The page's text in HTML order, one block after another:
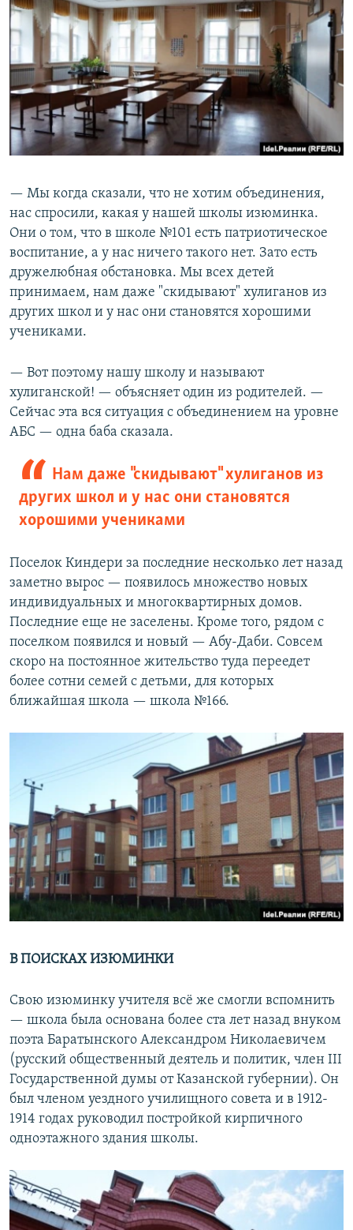
— Мы когда сказали, что не хотим объединения,
нас спросили, какая у нашей школы изюминка.
Они о том, что в школе №101 есть патриотическое
воспитание, а у нас ничего такого нет. Зато есть
дружелюбная обстановка. Мы всех детей
принимаем, нам даже "скидывают" хулиганов из
других школ и у нас они становятся хорошими
учениками.
— Вот поэтому нашу школу и называют
хулиганской! — объясняет один из родителей. —
Сейчас эта вся ситуация с объединением на уровне
АБС — одна баба сказала.
Нам даже "скидывают" хулиганов из
других школ и у нас они становятся
хорошими учениками
Поселок Киндери за последние несколько лет назад
заметно вырос — появилось множество новых
индивидуальных и многоквартирных домов.
Последние еще не заселены. Кроме того, рядом с
поселком появился и новый — Абу-Даби. Совсем
скоро на постоянное жительство туда переедет
более сотни семей с детьми, для которых
ближайшая школа — школа №166.
В ПОИСКАХ ИЗЮМИНКИ
Свою изюминку учителя всё же смогли вспомнить
— школа была основана более ста лет назад внуком
поэта Баратынского Александром Николаевичем
(русский общественный деятель и политик, член III
Государственной думы от Казанской губернии). Он
был членом уездного училищного совета и в 1912-
1914 годах руководил постройкой кирпичного
одноэтажного здания школы.